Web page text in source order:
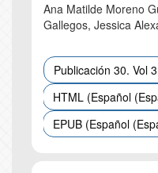
Ana Matilde Moreno
Gallegos, Jessica
Publicación 30. Vol
HTML (Español
EPUB (Español